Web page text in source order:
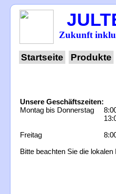
Zukunft
Startseite Produkte
Unsere Geschäftszeiten:
Montag bis Donnerstag
Freitag
Bitte beachten Sie die